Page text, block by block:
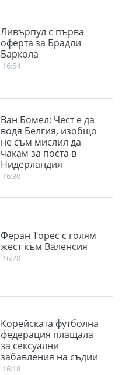
Ливърпул с първа
оферта за Брадли
Баркола
16:54
Ван Бомел: Чест е да
водя Белгия, изобщо
не съм мислил да
чакам за поста в
Нидерландия
16:30
Феран Торес с голям
жест към Валенсия
16:28
Корейската футболна
федерация плащала
за сексуални
забавления на съдии
16:18